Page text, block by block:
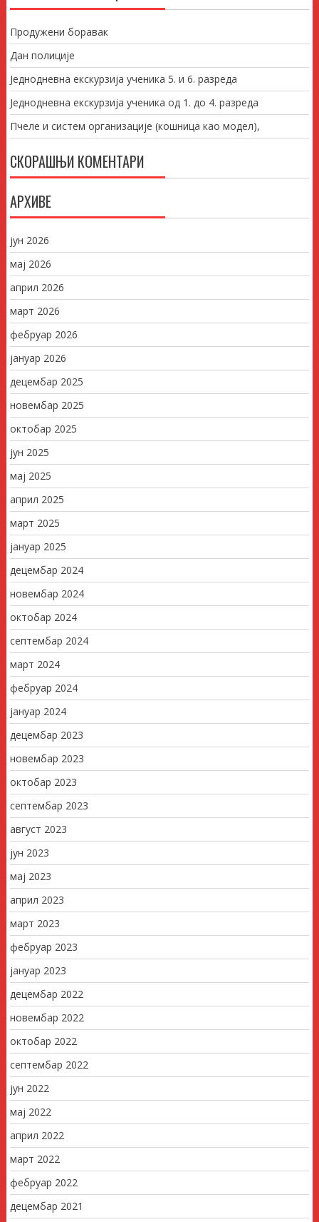
Продужени боравак
Дан полиције
Једнодневна екскурзија ученика 5. и 6. разреда
Једнодневна екскурзија ученика од 1. до 4. разреда
Пчеле и систем организације (кошница као модел),
СКОРАШЊИ КОМЕНТАРИ
АРХИВЕ
јун 2026
мај 2026
април 2026
март 2026
фебруар 2026
јануар 2026
децембар 2025
новембар 2025
октобар 2025
јун 2025
мај 2025
април 2025
март 2025
јануар 2025
децембар 2024
новембар 2024
октобар 2024
септембар 2024
март 2024
фебруар 2024
јануар 2024
децембар 2023
новембар 2023
октобар 2023
септембар 2023
август 2023
јун 2023
мај 2023
април 2023
март 2023
фебруар 2023
јануар 2023
децембар 2022
новембар 2022
октобар 2022
септембар 2022
јун 2022
мај 2022
април 2022
март 2022
фебруар 2022
децембар 2021